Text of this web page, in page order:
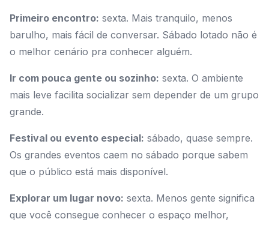
Primeiro encontro: sexta. Mais tranquilo, menos
barulho, mais fácil de conversar. Sábado lotado não é
o melhor cenário pra conhecer alguém.
Ir com pouca gente ou sozinho: sexta. O ambiente
mais leve facilita socializar sem depender de um grupo
grande.
Festival ou evento especial: sábado, quase sempre.
Os grandes eventos caem no sábado porque sabem
que o público está mais disponível.
Explorar um lugar novo: sexta. Menos gente significa
que você consegue conhecer o espaço melhor,